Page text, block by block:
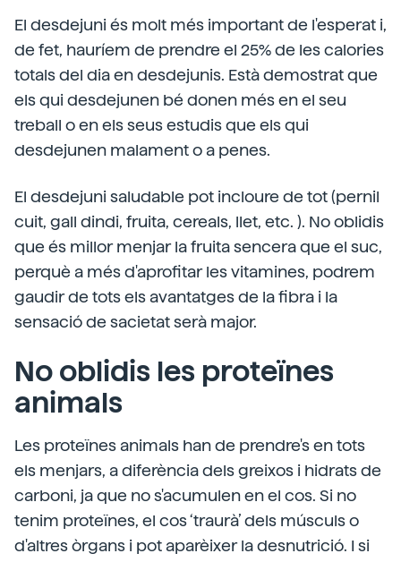
El desdejuni és molt més important de l'esperat i,
de fet, hauríem de prendre el 25% de les calories
totals del dia en desdejunis. Està demostrat que
els qui desdejunen bé donen més en el seu
treball o en els seus estudis que els qui
desdejunen malament o a penes.
El desdejuni saludable pot incloure de tot (pernil
cuit, gall dindi, fruita, cereals, llet, etc. ). No oblidis
que és millor menjar la fruita sencera que el suc,
perquè a més d'aprofitar les vitamines, podrem
gaudir de tots els avantatges de la fibra i la
sensació de sacietat serà major.
No oblidis les proteïnes
animals
Les proteïnes animals han de prendre's en tots
els menjars, a diferència dels greixos i hidrats de
carboni, ja que no s'acumulen en el cos. Si no
tenim proteïnes, el cos ‘traurà’ dels músculs o
d'altres òrgans i pot aparèixer la desnutrició. I si